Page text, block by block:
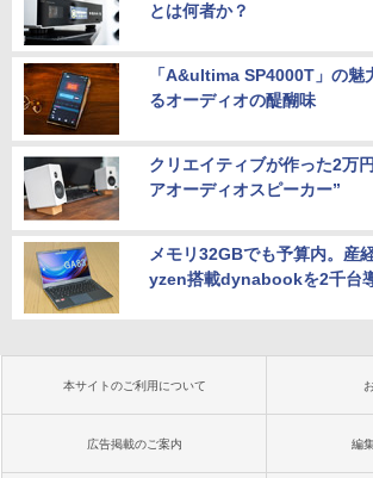
とは何者か？
「A&ultima SP4000T」の魅
るオーディオの醍醐味
クリエイティブが作った2万
アオーディオスピーカー”
メモリ32GBでも予算内。産
yzen搭載dynabookを2千台
本サイトのご利用について
広告掲載のご案内 編